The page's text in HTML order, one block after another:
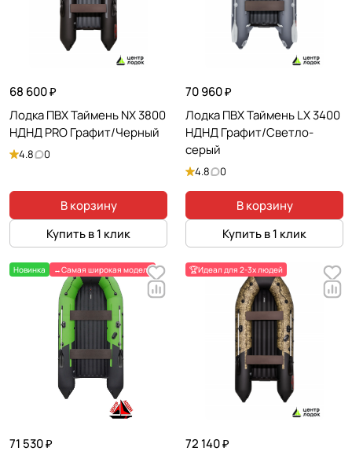
68 600 ₽
Лодка ПВХ Таймень NX 3800
НДНД PRO Графит/Черный
4.8 0
В корзину
Купить в 1 клик
70 960 ₽
Лодка ПВХ Таймень LX 3400
НДНД Графит/Светло-
серый
4.8 0
В корзину
Купить в 1 клик
Новинка ↔️Самая широкая модель
71 530 ₽
🏆Идеал для 2-3х людей
72 140 ₽